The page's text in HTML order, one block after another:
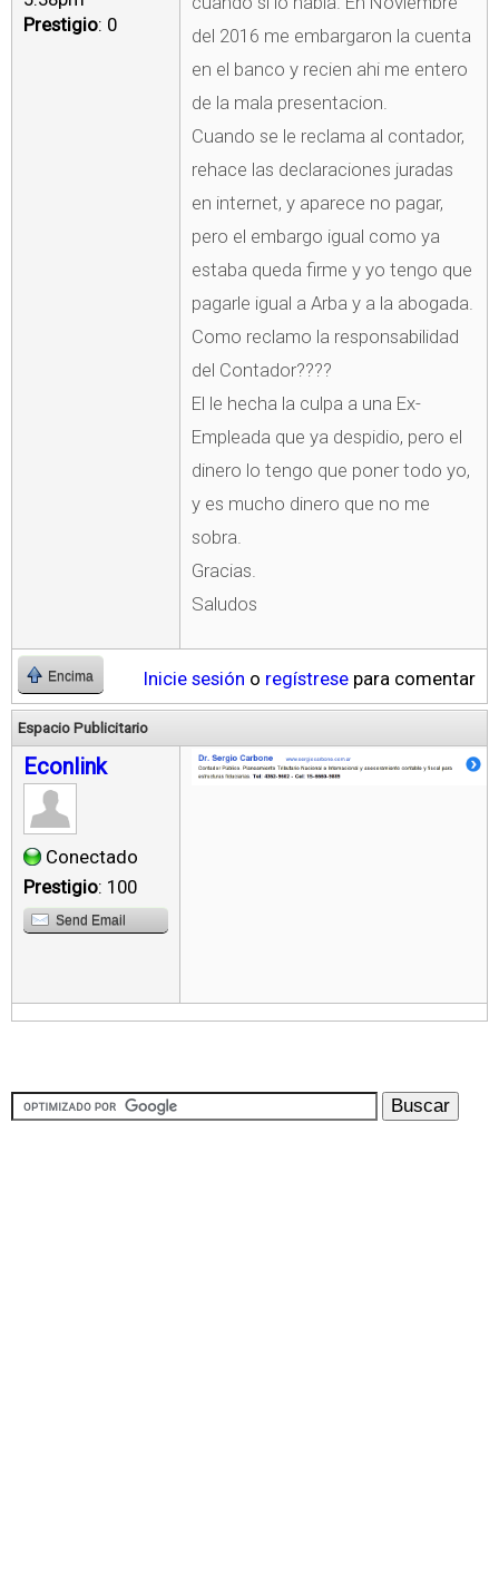
Prestigio: 0
del 2016 me embargaron la cuenta
en el banco y recien ahi me entero
de la mala presentacion.
Cuando se le reclama al contador,
rehace las declaraciones juradas
en internet, y aparece no pagar,
pero el embargo igual como ya
estaba queda firme y yo tengo que
pagarle igual a Arba y a la abogada.
Como reclamo la responsabilidad
del Contador????
El le hecha la culpa a una Ex-
Empleada que ya despidio, pero el
dinero lo tengo que poner todo yo,
y es mucho dinero que no me
sobra.
Gracias.
Saludos
Encima Inicie sesión o regístrese para comentar
Espacio Publicitario
Econlink
Conectado
Prestigio: 100
Send Email